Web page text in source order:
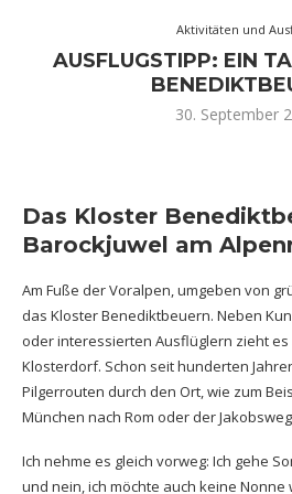
Aktivitäten und
AUSFLUGSTIPP: EIN
30. September
Das Kloster
Barockjuwel am
Am Fuße der Voralpen, umgeben von
das Kloster Benediktbeuern. Neben
oder interessierten Ausflüglern zieht es
Klosterdorf. Schon seit hunderten
Pilgerrouten durch den Ort, wie zum
München nach Rom oder der
Ich nehme es gleich vorweg: Ich gehe
und nein, ich möchte auch keine Nonne